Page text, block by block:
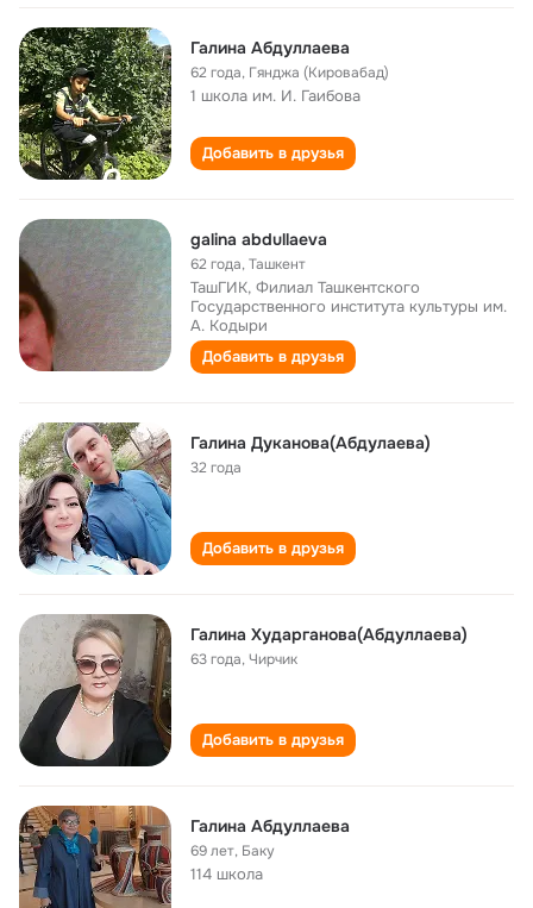
Галина Абдуллаева
62 года, Гянджа (Кировабад)
1 школа им. И. Гаибова
Добавить в друзья
galina abdullaeva
62 года,Ташкент
ТашГИК, Филиал Ташкентского
Государственного института культуры им.
А. Кодыри
Добавить в друзья
Галина Дуканова(Абдулаева)
32 года
Добавить в друзья
Галина Хударганова(Абдуллаева)
63 года,Чирчик
Добавить в друзья
Галина Абдуллаева
69 лет, Баку
114 школа